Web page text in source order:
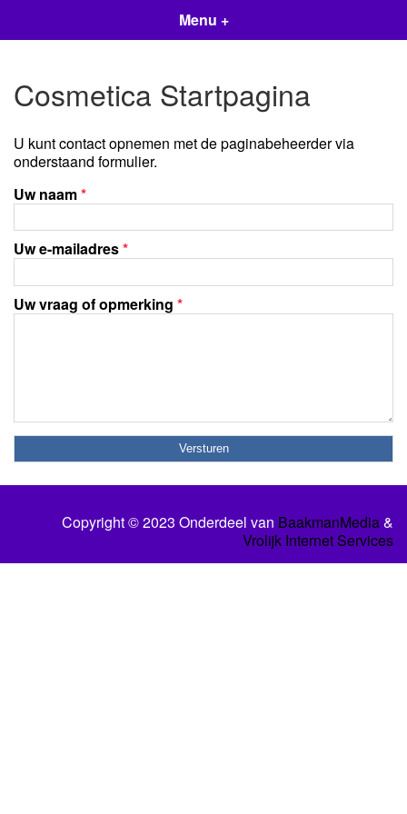
Menu +
Cosmetica Startpagina
U kunt contact opnemen met de paginabeheerder via
onderstaand formulier.
Uw naam*
Uw e-mailadres*
Uw vraag of opmerking *
Copyright © 2023 Onderdeel van BaakmanMedia&
Vrolijk Internet Services